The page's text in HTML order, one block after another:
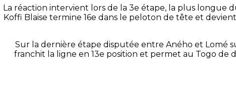
La réaction intervient lors de la 3e étape, la plus longue
Koffi Blaise termine 16e dans le peloton de tête et
Sur la dernière étape disputée entre Aného et Lomé
franchit la ligne en 13e position et permet au Togo de